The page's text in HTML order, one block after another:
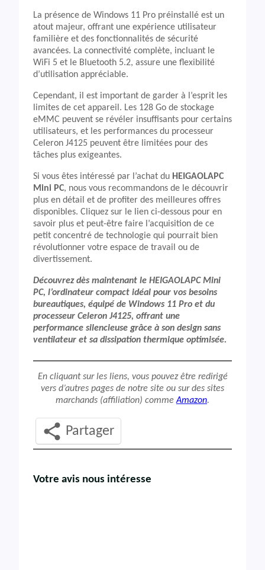
La présence de Windows 11 Pro préinstallé est un
atout majeur, offrant une expérience utilisateur
familière et des fonctionnalités de sécurité
avancées. La connectivité complète, incluant le
WiFi 5 et le Bluetooth 5.2, assure une flexibilité
d’utilisation appréciable.
Cependant, il est important de garder à l’esprit les
limites de cet appareil. Les 128 Go de stockage
eMMC peuvent se révéler insuffisants pour certains
utilisateurs, et les performances du processeur
Celeron J4125 peuvent être limitées pour des
tâches plus exigeantes.
Si vous êtes intéressé par l’achat du HEIGAOLAPC
Mini PC, nous vous recommandons de le découvrir
plus en détail et de profiter des meilleures offres
disponibles. Cliquez sur le lien ci-dessous pour en
savoir plus et peut-être faire l’acquisition de ce
petit concentré de technologie qui pourrait bien
révolutionner votre espace de travail ou de
divertissement.
Découvrez dès maintenant le HEIGAOLAPC Mini
PC, l’ordinateur compact idéal pour vos besoins
bureautiques, équipé de Windows 11 Pro et du
processeur Celeron J4125, offrant une
performance silencieuse grâce à son design sans
ventilateur et sa dissipation thermique optimisée.
En cliquant sur les liens, vous pouvez être redirigé
vers d’autres pages de notre site ou sur des sites
marchands (affiliation) commeAmazon.
Partager
Votre avis nous intéresse